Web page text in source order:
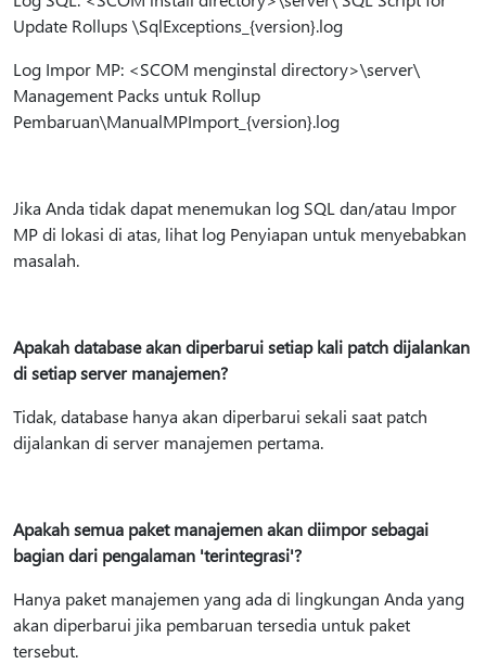
Update Rollups \SqlExceptions_{version}.log
Log Impor MP: <SCOM menginstal directory>\server\
Management Packs untuk Rollup
Pembaruan\ManualMPImport_{version}.log
Jika Anda tidak dapat menemukan log SQL dan/atau Impor
MP di lokasi di atas, lihat log Penyiapan untuk menyebabkan
masalah.
Apakah database akan diperbarui setiap kali patch dijalankan
di setiap server manajemen?
Tidak, database hanya akan diperbarui sekali saat patch
dijalankan di server manajemen pertama.
Apakah semua paket manajemen akan diimpor sebagai
bagian dari pengalaman 'terintegrasi'?
Hanya paket manajemen yang ada di lingkungan Anda yang
akan diperbarui jika pembaruan tersedia untuk paket
tersebut.